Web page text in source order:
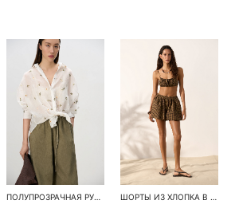
ПОЛУПРОЗРАЧНАЯ РУБАШКА С РОМАШКАМИ ШОРТЫ ИЗ ХЛОПКА В КЛЕТКУ